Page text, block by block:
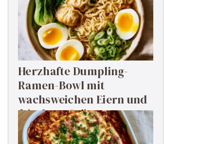
Herzhafte Dumpling-
Ramen-Bowl mit
wachsweichen Eiern und
frischem Grün